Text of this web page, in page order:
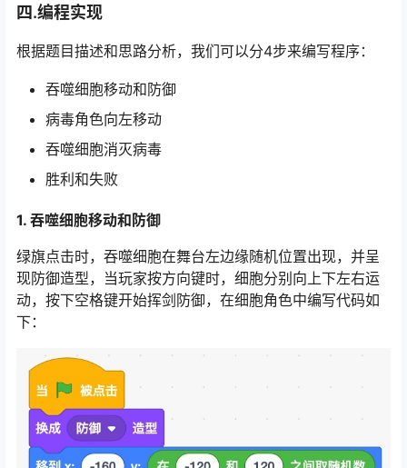
四.编程实现
根据题目描述和思路分析，我们可以分4步来编写程序：
吞噬细胞移动和防御
病毒角色向左移动
吞噬细胞消灭病毒
胜利和失败
1. 吞噬细胞移动和防御
绿旗点击时，吞噬细胞在舞台左边缘随机位置出现，并呈
现防御造型，当玩家按方向键时，细胞分别向上下左右运
动，按下空格键开始挥剑防御，在细胞角色中编写代码如
下：